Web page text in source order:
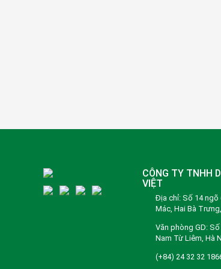
CÔNG TY TNHH
VIỆT
Địa chỉ: Số 14 ngõ
Mác, Hai Bà
Văn phòng GD:
Nam Từ Liêm, Hà
(+84) 24 32 32